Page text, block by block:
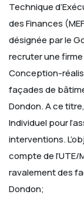
Technique
des Finances
désignée par le
recruter une
Conception-
façades de
Dondon. A ce
Individuel pour
interventions.
compte de l’UTE/
ravalement des
Dondon;